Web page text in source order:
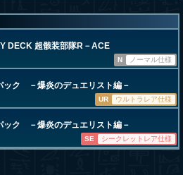
DECK 超骸装部隊R－ACE
N
ノーマル仕様
ック －爆炎のデュエリスト編－
UR
ウルトラレア仕様
ック －爆炎のデュエリスト編－
SE シークレットレア仕様